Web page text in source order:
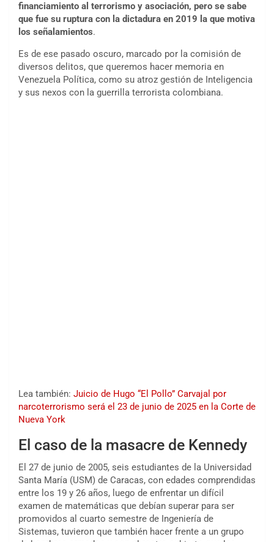
financiamiento al terrorismo y asociación, pero se sabe
que fue su ruptura con la dictadura en 2019 la que motiva
los señalamientos.
Es de ese pasado oscuro, marcado por la comisión de
diversos delitos, que queremos hacer memoria en
Venezuela Política, como su atroz gestión de Inteligencia
y sus nexos con la guerrilla terrorista colombiana.
Lea también: Juicio de Hugo “El Pollo” Carvajal por
narcoterrorismo será el 23 de junio de 2025 en la Corte de
Nueva York
El caso de la masacre de Kennedy
El 27 de junio de 2005, seis estudiantes de la Universidad
Santa María (USM) de Caracas, con edades comprendidas
entre los 19 y 26 años, luego de enfrentar un difícil
examen de matemáticas que debían superar para ser
promovidos al cuarto semestre de Ingeniería de
Sistemas, tuvieron que también hacer frente a un grupo